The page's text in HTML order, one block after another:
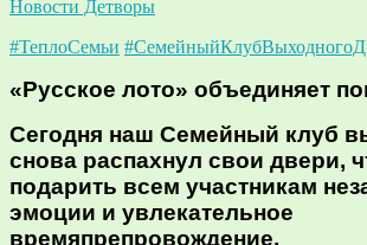
Новости Детворы
#ТеплоСемьи
«Русское лото» объединяет
Сегодня наш Семейный клуб
снова распахнул свои двери,
подарить всем участникам
эмоции и увлекательное
времяпрепровождение.